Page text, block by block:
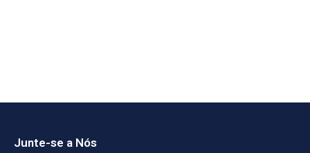
Junte-se a Nós